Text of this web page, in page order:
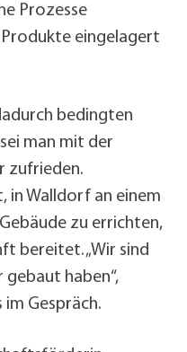
Prozesse
eingelagert
bedingten
man mit der
zufrieden.
in Walldorf an einem
zu errichten,
bereitet. „Wir sind
gebaut haben“,
Gespräch.